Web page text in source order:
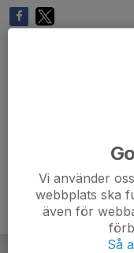
Vi använder
webbplats ska
även för
Så